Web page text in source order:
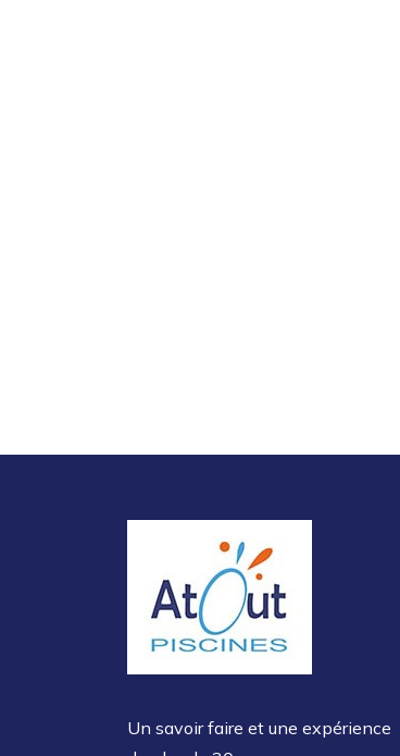
Un savoir faire et une expérience